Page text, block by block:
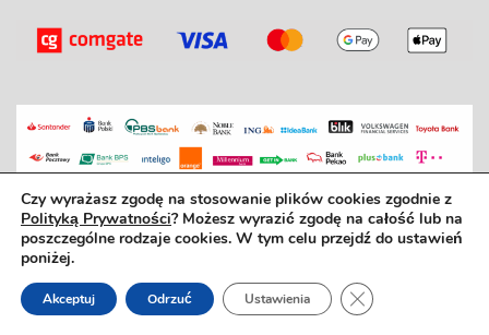
Bo dobra książka to dobrý den. ©2025
REGULAMIN SZKOŁY
REGULAMIN SKLEPU|REGULAMIN
NEWSLETTERA POLITYKA PRYWATNOŚCI
Czy wyrażasz zgodę na stosowanie plików cookies zgodnie z
Polityką Prywatności? Możesz wyrazić zgodę na całość lub na
poszczególne rodzaje cookies. W tym celu przejdź do ustawień
poniżej.
Akceptuj Odrzuć Ustawienia Zamknij panel